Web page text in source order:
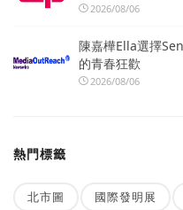
2026/08/06
陳嘉樺Ella選擇
的青春狂歡
2026/08/06
熱門標籤
北市圖 國際發明展